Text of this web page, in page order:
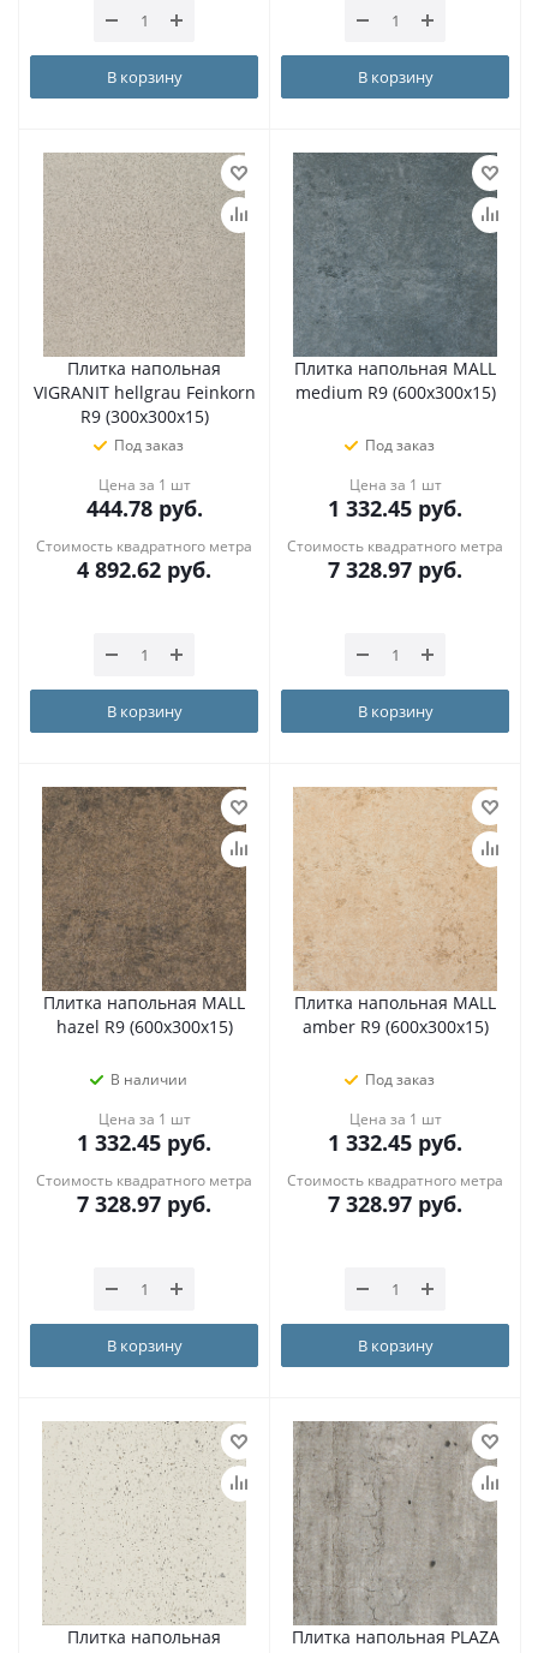
В корзину В корзину
Плитка напольная
VIGRANIT hellgrau Feinkorn
R9 (300х300х15)
Под заказ
Цена за 1 шт
444.78руб.
Стоимость квадратного метра
4 892.62 руб.
В корзину
Плитка напольная MALL
medium R9 (600х300х15)
Под заказ
Цена за 1 шт
1 332.45 руб.
Стоимость квадратного метра
7 328.97 руб.
В корзину
Плитка напольная MALL
hazel R9 (600х300х15)
В наличии
Цена за 1 шт
1 332.45 руб.
Стоимость квадратного метра
7 328.97 руб.
В корзину
Плитка напольная MALL
amber R9 (600х300х15)
Под заказ
Цена за 1 шт
1 332.45 руб.
Стоимость квадратного метра
7 328.97 руб.
В корзину
Плитка напольная
Плитка напольная PLAZA